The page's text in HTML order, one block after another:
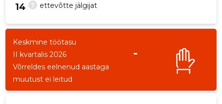
? ettevõtte jälgijat
14
Keskmine töötasu
II kvartalis 2026
-
Võrreldes eelnenud aastaga
muutust ei leitud